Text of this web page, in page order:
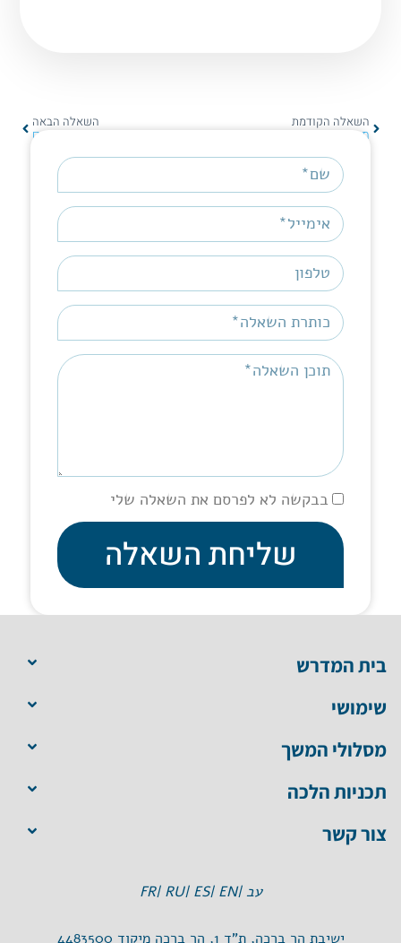
השאלה הקודמת
מספרים מגנטיים בשבת
השאלה הבאה
קדיש יתום
בבקשה לא לפרסם את השאלה שלי
שליחת השאלה
בית המדרש
שימושי
מסלולי המשך
תכניות הלכה
צור קשר
עב |EN |
ES |
RU |
FR
ישיבת הר ברכה, ת"ד 1, הר ברכה מיקוד 4483500